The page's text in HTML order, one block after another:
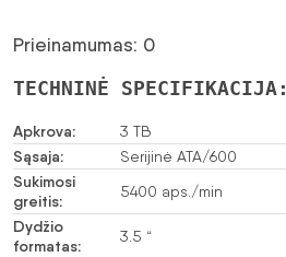
Prieinamumas: 0
TECHNINĖ SPECIFIKACIJA:
Apkrova: 3 TB
Sąsaja: Serijinė ATA/600
Sukimosi
greitis:
5400 aps./min
Dydžio
formatas:
3.5 “